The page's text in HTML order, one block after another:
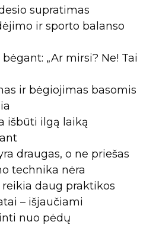
supratimas
ir sporto balanso
„Ar mirsi? Ne! Tai
ir bėgiojimas basomis
išbūti ilgą laiką
draugas, o ne priešas
technika nėra
daug praktikos
– išjaučiami
nuo pėdų